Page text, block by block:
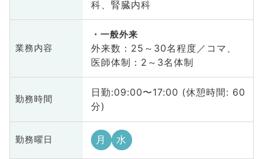
科、腎臓内科
業務内容
一般外来
外来数：25～30名程度／コマ、
医師体制：2～3名体制
勤務時間
日勤:09:00〜17:00 (休憩時間: 60
分)
勤務曜日 月 水